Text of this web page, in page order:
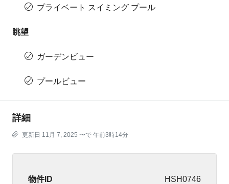
プライベート スイミング プール
眺望
ガーデンビュー
プールビュー
詳細
更新日 11月 7, 2025 〜で 午前3時14分
物件ID HSH0746